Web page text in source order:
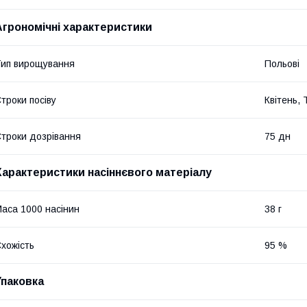
характеристики
вирощування Польові
посіву Квітень,
дозрівання 75 дн
насіннєвого матеріалу
1000 насінин 38 г
95 %